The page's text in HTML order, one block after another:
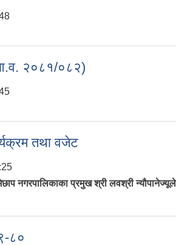
बजेट (आ.व. २०८१/०८२)
(आ.व. २०८१/०८२)
(आ.व. २०८१/०८२)
तथा वजेट
नगरपालिकाका प्रमुख श्री लवश्री
कार्यक्रम तथा वजेट
८०